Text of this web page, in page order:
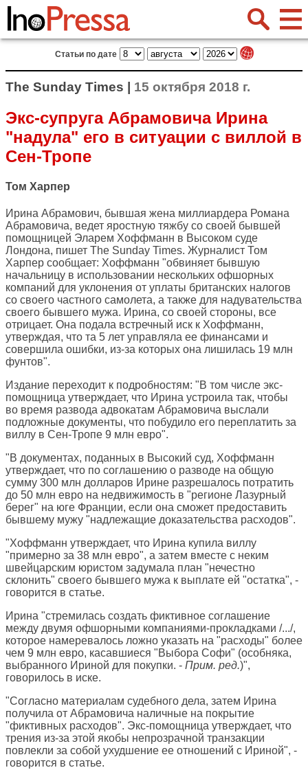
Статьи по дате
The Sunday Times | 15 октября 2018 г.
Экс-супруга Абрамовича Ирина
"надула" его в ситуации с виллой в
Сен-Тропе
Том Харпер
Ирина Абрамович, бывшая жена миллиардера Романа
Абрамовича, ведет яростную тяжбу со своей бывшей
помощницей Эларем Хоффманн в Высоком суде
Лондона, пишет The Sunday Times. Журналист Том
Харпер сообщает: Хоффманн "обвиняет бывшую
начальницу в использовании нескольких офшорных
компаний для уклонения от уплаты британских налогов
со своего частного самолета, а также для надувательства
своего бывшего мужа. Ирина, со своей стороны, все
отрицает. Она подала встречный иск к Хоффманн,
утверждая, что та 5 лет управляла ее финансами и
совершила ошибки, из-за которых она лишилась 19 млн
фунтов".
Издание переходит к подробностям: "В том числе экс-
помощница утверждает, что Ирина устроила так, чтобы
во время развода адвокатам Абрамовича выслали
подложные документы, что побудило его переплатить за
виллу в Сен-Тропе 9 млн евро".
"В документах, поданных в Высокий суд, Хоффманн
утверждает, что по соглашению о разводе на общую
сумму 300 млн долларов Ирине разрешалось потратить
до 50 млн евро на недвижимость в "регионе Лазурный
берег" на юге Франции, если она сможет предоставить
бывшему мужу "надлежащие доказательства расходов".
"Хоффманн утверждает, что Ирина купила виллу
"примерно за 38 млн евро", а затем вместе с неким
швейцарским юристом задумала план "нечестно
склонить" своего бывшего мужа к выплате ей "остатка", -
говорится в статье.
Ирина "стремилась создать фиктивное соглашение
между двумя офшорными компаниями-прокладками /.../,
которое намеревалось ложно указать на "расходы" более
чем 9 млн евро, касавшиеся "Выбора Софи" (особняка,
выбранного Ириной для покупки. - Прим. ред.)",
говорилось в иске.
"Согласно материалам судебного дела, затем Ирина
получила от Абрамовича наличные на покрытие
"фиктивных расходов". Экс-помощница утверждает, что
трения из-за этой якобы непрозрачной транзакции
повлекли за собой ухудшение ее отношений с Ириной", -
говорится в статье.